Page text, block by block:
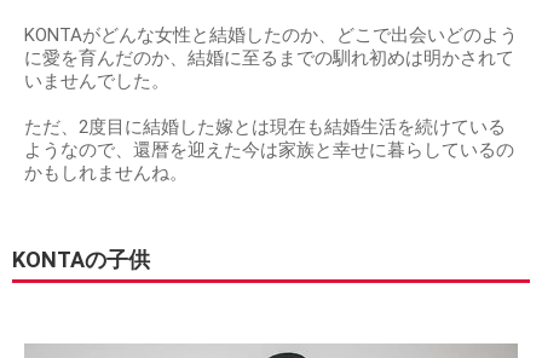
KONTAがどんな女性と結婚したのか、どこで出会いどのよう
に愛を育んだのか、結婚に至るまでの馴れ初めは明かされて
いませんでした。
ただ、2度目に結婚した嫁とは現在も結婚生活を続けている
ようなので、還暦を迎えた今は家族と幸せに暮らしているの
かもしれませんね。
KONTAの子供